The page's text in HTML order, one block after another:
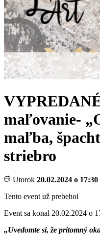
maľovanie-
maľba,
striebro
Utorok 20.02.2024 o 17:30
Tento event už prebehol
Event sa konal 20.02.2024 o
„Uvedomte si, že prítomný